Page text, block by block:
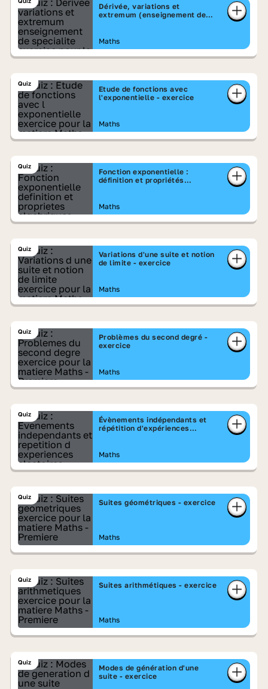
Dérivée, variations et
extremum (enseignement de
Maths
Quiz
Etude de fonctions avec
l'exponentielle - exercice
Maths
Quiz
Fonction exponentielle :
définition et propriétés
Maths
Quiz
Variations d'une suite et notion
de limite - exercice
Maths
Quiz
Problèmes du second degré -
exercice
Maths
Quiz
Évènements indépendants et
répétition d'expériences
Maths
Quiz
Suites géométriques - exercice
Maths
Quiz
Suites arithmétiques - exercice
Maths
Quiz
Modes de génération d'une
suite - exercice